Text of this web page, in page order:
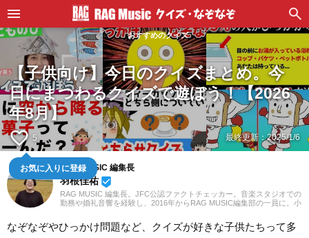
おすすめのクイズ
【子供向け】今日のクイズまとめ。今
日にまつわるクイズで遊ぼう！【2026
年8月】
favorite_border 5
お気に入りに登録
最終更新：2025/1/6
RAG MUSIC 編集長
羽根佳祐 beenhere
RAG MUSIC 編集長。JFC公認ファクトチェッカー。音楽スタジオでの
勤務や婚礼音響を経験し、2016年からRAG MUSIC編集部の一員に。小
バンドでドラムと、さまざまな楽器を経験。各種楽曲紹介記事をはじ
め、各地の音楽フェスの紹介記事やライブレポートなど、自身の音楽
なぞなぞやひっかけ問題など、クイズが好きな子供たちって多